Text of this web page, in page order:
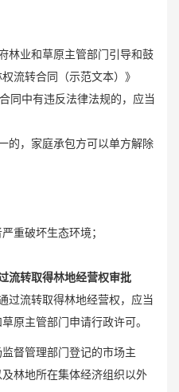
林业和草原主管部门引导和鼓
流转合同（示范文本）》
同中有违反法律法规的，应当
的，家庭承包方可以单方解除
重破坏生态环境；
流转取得林地经营权审批
过流转取得林地经营权，应当
原主管部门申请行政许可。
督管理部门登记的市场主
林地所在集体经济组织以外